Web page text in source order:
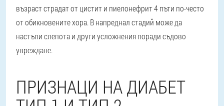
възраст страдат от цистит и пиелонефрит 4 пъти по-често
от обикновените хора. В напреднал стадий може да
настъпи слепота и други усложнения поради съдово
увреждане.
ПРИЗНАЦИ НА ДИАБЕТ